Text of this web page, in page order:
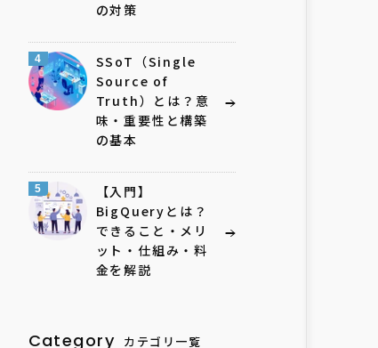
の対策
4
SSoT（Single
Source of
Truth）とは？意
味・重要性と構築
の基本
5
【入門】
BigQueryとは？
できること・メリ
ット・仕組み・料
金を解説
Category カテゴリ一覧